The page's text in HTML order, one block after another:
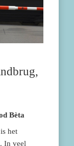
Bèta
het
In veel